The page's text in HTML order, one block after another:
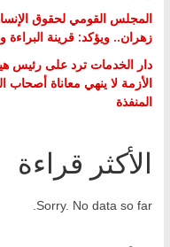
المجلس القومي لحقوق
زهران.. ويؤكد: قرينة
دار الخدمات ترد على رئيس
الأزمة لا ينهي معاناة
المنفذة
الأكثر قراءة
Sorry. No data so far.